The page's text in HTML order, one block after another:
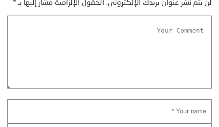
لن يتم نشر عنوان بريدك الإلكتروني. الحقول الإلزامية مشار إليها بـ*